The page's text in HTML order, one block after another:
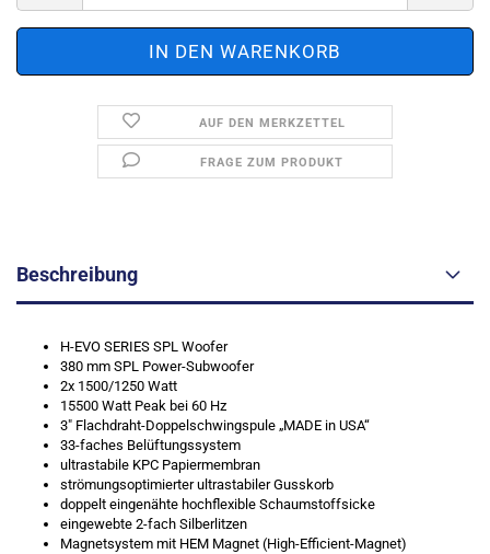
AUF DEN MERKZETTEL
FRAGE ZUM PRODUKT
Beschreibung
H-EVO SERIES SPL Woofer
380 mm SPL Power-Subwoofer
2x 1500/1250 Watt
15500 Watt Peak bei 60 Hz
3″ Flachdraht-Doppelschwingspule „MADE in USA“
33-faches Belüftungssystem
ultrastabile KPC Papiermembran
strömungsoptimierter ultrastabiler Gusskorb
doppelt eingenähte hochflexible Schaumstoffsicke
eingewebte 2-fach Silberlitzen
Magnetsystem mit HEM Magnet (High-Efficient-Magnet)